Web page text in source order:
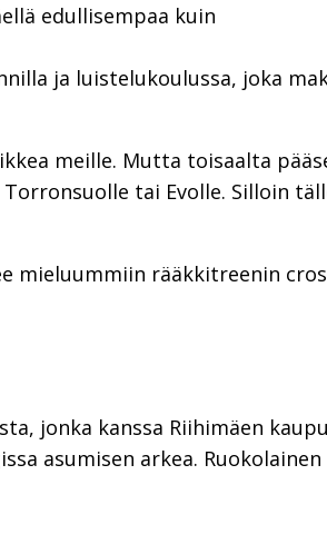
edullisempaa kuin
ja luistelukoulussa, joka
meille. Mutta toisaalta
tai Evolle. Silloin
mieluummiin rääkkitreenin
jonka kanssa Riihimäen
asumisen arkea.